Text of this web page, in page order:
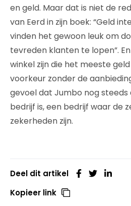
en geld. Maar dat is niet de
van Eerd in zijn boek: “Geld
vinden het gewoon leuk om
tevreden klanten te lopen”.
winkel zijn die het meeste
voorkeur zonder de
gevoel dat Jumbo nog
bedrijf is, een bedrijf waar de
zekerheden zijn.
Deel dit artikel
Kopieer link